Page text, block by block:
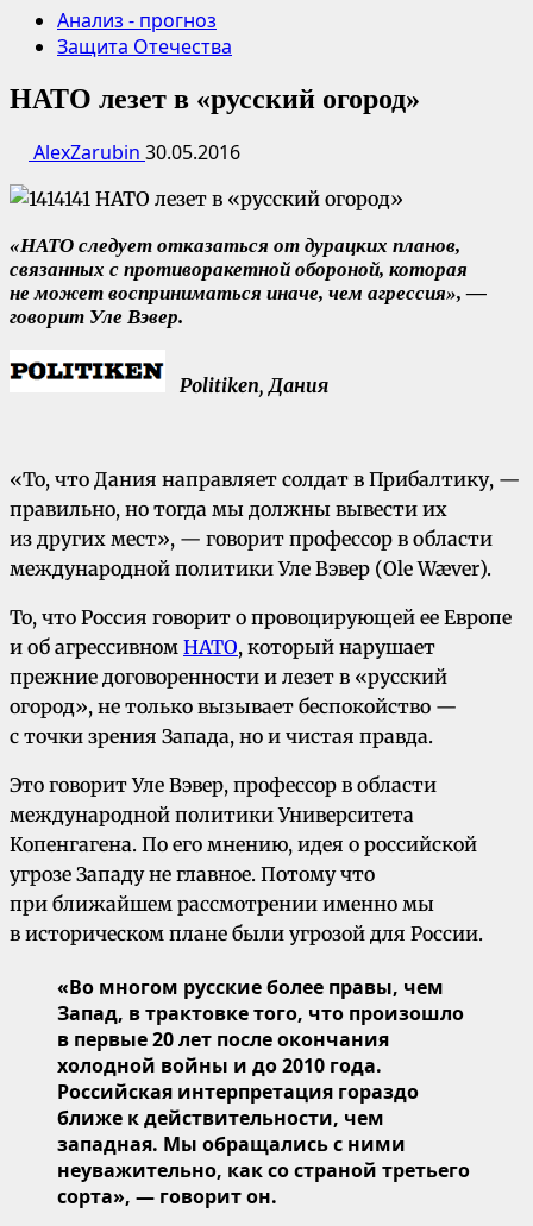
Анализ - прогноз
Защита Отечества
НАТО лезет в «русский огород»
AlexZarubin 30.05.2016
«НАТО следует отказаться от дурацких планов,
связанных с противоракетной обороной, которая
не может восприниматься иначе, чем агрессия», —
говорит Уле Вэвер.
Politiken, Дания
«То, что Дания направляет солдат в Прибалтику, —
правильно, но тогда мы должны вывести их
из других мест», — говорит профессор в области
международной политики Уле Вэвер (Ole Wæver).
То, что Россия говорит о провоцирующей ее Европе
и об агрессивном НАТО, который нарушает
прежние договоренности и лезет в «русский
огород», не только вызывает беспокойство —
с точки зрения Запада, но и чистая правда.
Это говорит Уле Вэвер, профессор в области
международной политики Университета
Копенгагена. По его мнению, идея о российской
угрозе Западу не главное. Потому что
при ближайшем рассмотрении именно мы
в историческом плане были угрозой для России.
«Во многом русские более правы, чем
Запад, в трактовке того, что произошло
в первые 20 лет после окончания
холодной войны и до 2010 года.
Российская интерпретация гораздо
ближе к действительности, чем
западная. Мы обращались с ними
неуважительно, как со страной третьего
сорта», — говорит он.